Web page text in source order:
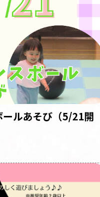
ルあそび（5/21開